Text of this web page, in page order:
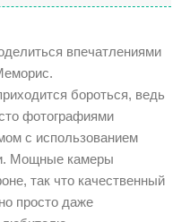
впечатлениями
бороться, ведь
фотографиями
с использованием
Мощные камеры
так что качественный
просто даже